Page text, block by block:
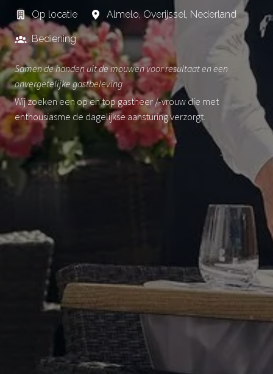
Op locatie Almelo, Overijssel, Nederland
Bediening
Samen de handen uit de mouwen voor resultaat en een
onvergetelijke gastbeleving
Wij zoeken een op en top gastheer /-vrouw die met
enthousiasme de dagelijkse aansturing verzorgt.